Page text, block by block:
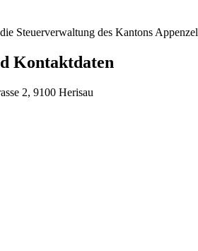
Steuerverwaltung des Kantons
Kontaktdaten
2, 9100 Herisau